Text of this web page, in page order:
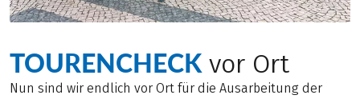
TOURENCHECKvor Ort
Nun sind wir endlich vor Ort für die Ausarbeitung der